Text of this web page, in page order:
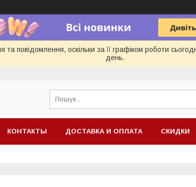
повідомлення, оскільки за її графіком роботи
день.
КОНТАКТЫ ДОСТАВКА И ОПЛАТА СКИДКИ